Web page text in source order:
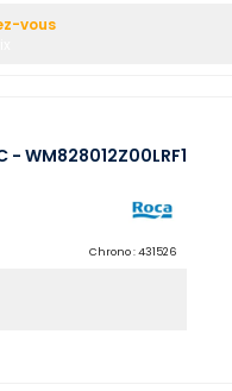
vous
WM828012Z00LRF1
Chrono :431526